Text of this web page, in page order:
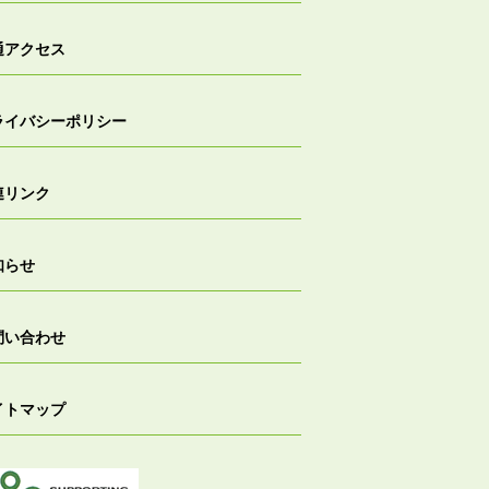
アクセス
イバシーポリシー
リンク
らせ
い合わせ
トマップ